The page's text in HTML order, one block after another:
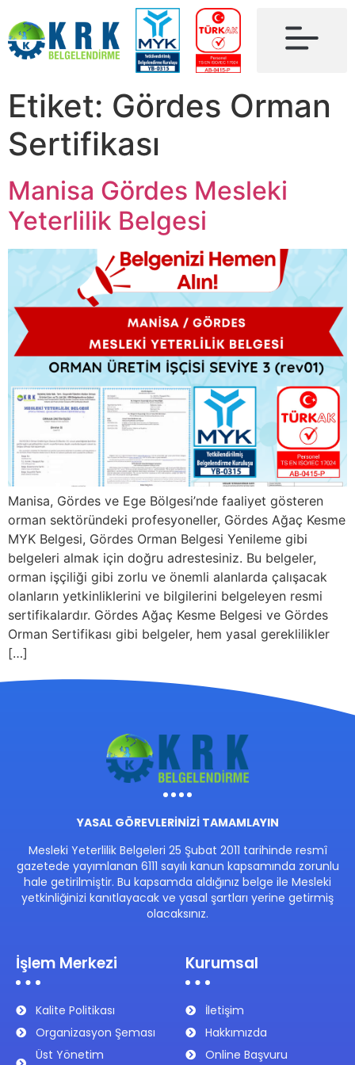
Etiket: Gördes Orman
Sertifikası
Manisa Gördes Mesleki
Yeterlilik Belgesi
Manisa, Gördes ve Ege Bölgesi’nde faaliyet gösteren
orman sektöründeki profesyoneller, Gördes Ağaç Kesme
MYK Belgesi, Gördes Orman Belgesi Yenileme gibi
belgeleri almak için doğru adrestesiniz. Bu belgeler,
orman işçiliği gibi zorlu ve önemli alanlarda çalışacak
olanların yetkinliklerini ve bilgilerini belgeleyen resmi
sertifikalardır. Gördes Ağaç Kesme Belgesi ve Gördes
Orman Sertifikası gibi belgeler, hem yasal gereklilikler
[…]
YASAL GÖREVLERİNİZİ TAMAMLAYIN
Mesleki Yeterlilik Belgeleri 25 Şubat 2011 tarihinde resmî
gazetede yayımlanan 6111 sayılı kanun kapsamında zorunlu
hale getirilmiştir. Bu kapsamda aldığınız belge ile Mesleki
yetkinliğinizi kanıtlayacak ve yasal şartları yerine getirmiş
olacaksınız.
İşlem Merkezi
Kalite Politikası
Organizasyon Şeması
Üst Yönetim
Kurumsal
İletişim
Hakkımızda
Online Başvuru